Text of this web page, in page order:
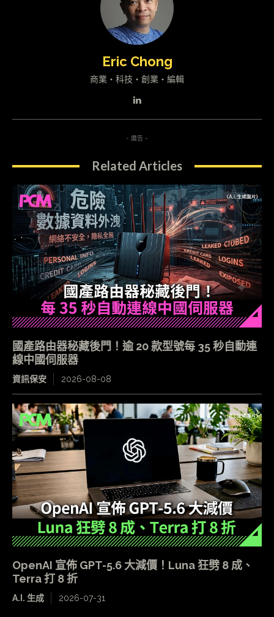
Eric Chong
商業・科技・創業・編輯
- 廣告 -
Related Articles
國產路由器秘藏後門！逾 20 款型號每 35 秒自動連
線中國伺服器
資訊保安 2026-08-08
OpenAI 宣佈 GPT-5.6 大減價！Luna 狂劈 8 成、
Terra 打 8 折
A.I. 生成 2026-07-31